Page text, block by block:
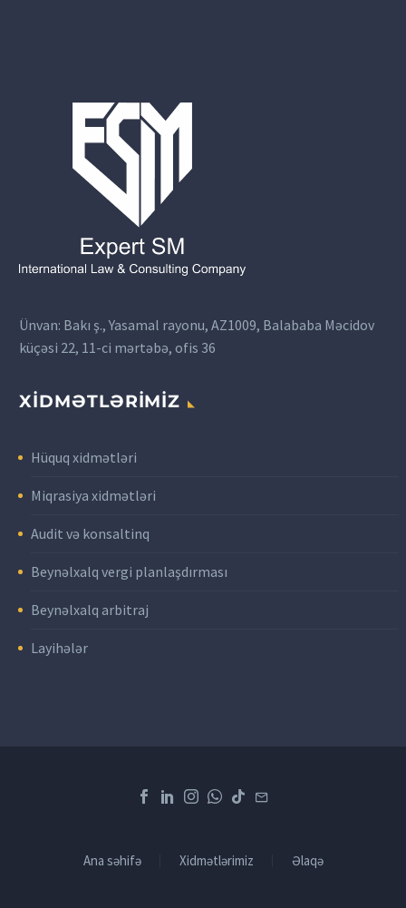
Ünvan: Bakı ş., Yasamal rayonu, AZ1009, Balababa Məcidov
küçəsi 22, 11-ci mərtəbə, ofis 36
XİDMƏTLƏRİMİZ
Hüquq xidmətləri
Miqrasiya xidmətləri
Audit və konsaltinq
Beynəlxalq vergi planlaşdırması
Beynəlxalq arbitraj
Layihələr
Ana səhifə Xidmətlərimiz Əlaqə